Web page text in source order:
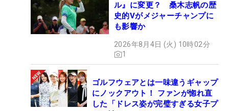
ル』に変更？ 桑木志帆の歴
史的Vがメジャーチャンプに
も影響か
2026年8月4日 (火) 10時02分
1
ゴルフウェアとは一味違うギャップ
にノックアウト！ ファンが惚れ直
した「ドレス姿が完璧すぎる女子プ